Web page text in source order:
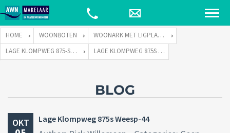
HOME WOONBOTEN
WOONARK MET LIGPLAATS
LAGE KLOMPWEG 875-S TE 1383 PP WEESP
LAGE KLOMPWEG 875S WEESP-44
BLOG
OKT Lage Klompweg 875s Weesp-44